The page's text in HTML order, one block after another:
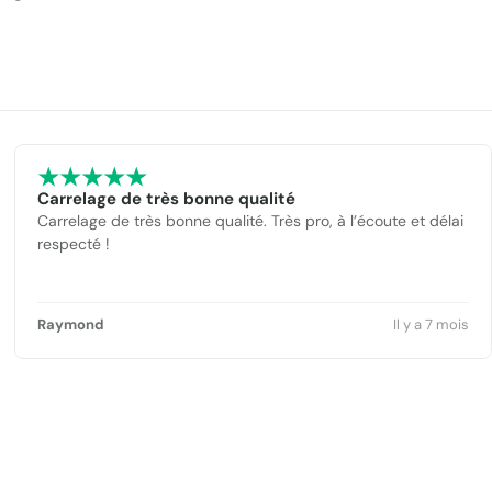
Carrelage de très bonne qualité
Carrelage de très bonne qualité. Très pro, à l’écoute et délai
respecté !
Raymond Il y a 7 mois